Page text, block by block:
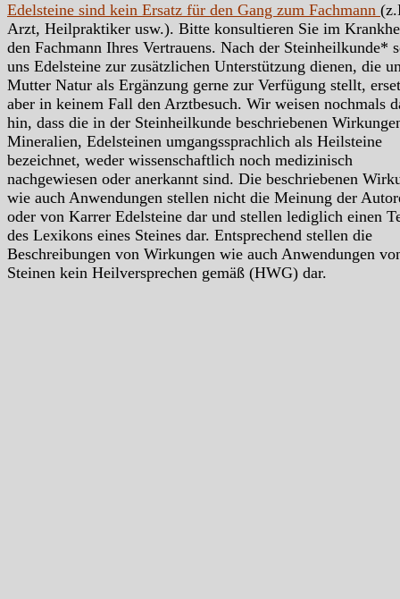
Edelsteine sind kein Ersatz für den Gang zum Fachmann
Arzt, Heilpraktiker usw.). Bitte konsultieren Sie im
den Fachmann Ihres Vertrauens. Nach der Steinheilkunde*
uns Edelsteine zur zusätzlichen Unterstützung dienen, die
Mutter Natur als Ergänzung gerne zur Verfügung stellt,
aber in keinem Fall den Arztbesuch. Wir weisen nochmals
hin, dass die in der Steinheilkunde beschriebenen
Mineralien, Edelsteinen umgangssprachlich als Heilsteine
bezeichnet, weder wissenschaftlich noch medizinisch
nachgewiesen oder anerkannt sind. Die beschriebenen
wie auch Anwendungen stellen nicht die Meinung der
oder von Karrer Edelsteine dar und stellen lediglich einen
des Lexikons eines Steines dar. Entsprechend stellen die
Beschreibungen von Wirkungen wie auch Anwendungen
Steinen kein Heilversprechen gemäß (HWG) dar.